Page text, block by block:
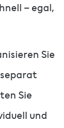
– egal,
Sie
Sie
und